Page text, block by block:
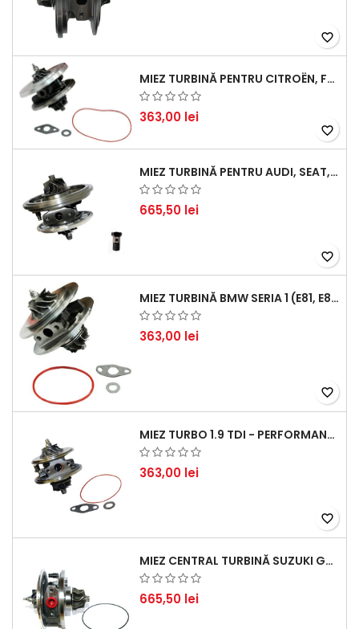
favorite_border
MIEZ TURBINĂ PENTRU CITROËN, FORD, MAZDA, MINI, PEUGEOT ȘI VOLVO - MOTORIZĂRI 1.6 HDI ȘI 1.6 D
363,00 lei
favorite_border
MIEZ TURBINĂ PENTRU AUDI, SEAT, SKODA ȘI VOLKSWAGEN - MOTORIZĂRI 2.0 TDI 103KW 140CP
665,50 lei
favorite_border
MIEZ TURBINĂ BMW SERIA 1 (E81, E87) 120 D - CREȘTEȚI PERFORMANȚA ȘI RĂSPUNSUL MOTORULUI
363,00 lei
favorite_border
MIEZ TURBO 1.9 TDI - PERFORMANȚĂ FIABILĂ PENTRU AUDI, SEAT, SKODA ȘI VW
363,00 lei
favorite_border
MIEZ CENTRAL TURBINĂ SUZUKI GRAND ESCUDO II 1.9 DDIS TRACȚIUNE INTEGRALĂ - MOTORIZARE 1.9L, 95 KW (129 CP)
665,50 lei